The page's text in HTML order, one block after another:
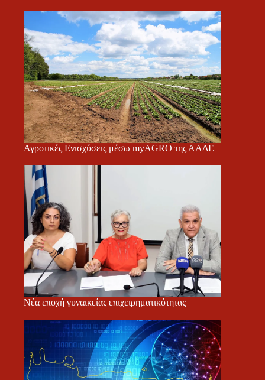
Αγροτικές Ενισχύσεις μέσω myAGRO της ΑΑΔΕ
Νέα εποχή γυναικείας επιχειρηματικότητας